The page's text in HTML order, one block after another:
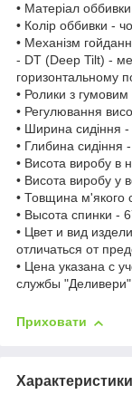
• Матеріал
• Колір оббивки -
• Механізм
- DT (Deep Tilt) -
горизонтальному
• Ролики з гумовим
• Регулювання
• Ширина сидіння
• Глибина сидіння
• Висота виробу в
• Висота виробу у
• Товщина м'якого
• Высота спинки -
• Цвет и вид
отличаться от
• Цена указана с
службы
Приховати
Характеристики